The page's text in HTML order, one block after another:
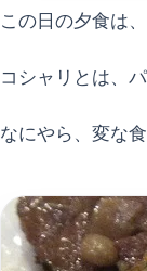
この日の夕食は、
コシャリとは、
なにやら、変な